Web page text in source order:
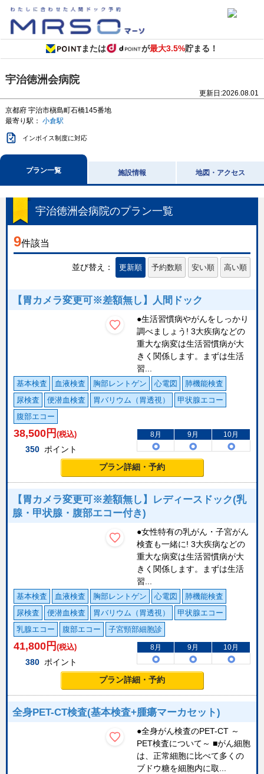
または が最大3.5%貯まる！
宇治徳洲会病院
更新日:2026.08.01
京都府 宇治市槇島町石橋145番地
最寄り駅： 小倉駅
インボイス制度に対応
プラン一覧 施設情報 地図・アクセス
宇治徳洲会病院のプラン一覧
9件該当
並び替え： 更新順 予約数順 安い順 高い順
【胃カメラ変更可※差額無し】人間ドック
●生活習慣病やがんをしっかり
調べましょう! 3大疾病などの
重大な病変は生活習慣病が大
きく関係します。まずは生活
習...
基本検査 血液検査 胸部レントゲン 心電図
肺機能検査
尿検査
便潜血検査 胃バリウム（胃透視）
甲状腺エコー
腹部エコー
38,500 円 (税込)
350 ポイント
8月 9月 10月
プラン詳細・予約
【胃カメラ変更可※差額無し】レディースドック(乳
腺・甲状腺・腹部エコー付き)
●女性特有の乳がん・子宮がん
検査も一緒に! 3大疾病などの
重大な病変は生活習慣病が大
きく関係します。まずは生活
習...
基本検査 血液検査 胸部レントゲン 心電図
肺機能検査
尿検査
便潜血検査 胃バリウム（胃透視）
甲状腺エコー
乳腺エコー
腹部エコー 子宮頸部細胞診
41,800 円 (税込)
380 ポイント
8月 9月 10月
プラン詳細・予約
全身PET-CT検査(基本検査+腫瘍マーカセット)
●全身がん検査のPET-CT ～
PET検査について～ ■がん細胞
は、正常細胞に比べて多くの
ブドウ糖を細胞内に取...